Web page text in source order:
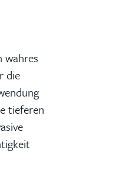
wahres
die
tieferen